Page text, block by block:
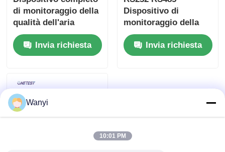
di monitoraggio della
qualità dell'aria
Monossido di
carbonio Monitor
della qualità dell'aria
Invia richiesta
Dispositivo di
monitoraggio della
qualità dell'aria GPRS
Monitor di
inquinamento della
Invia richiesta
Wanyi
10:01 PM